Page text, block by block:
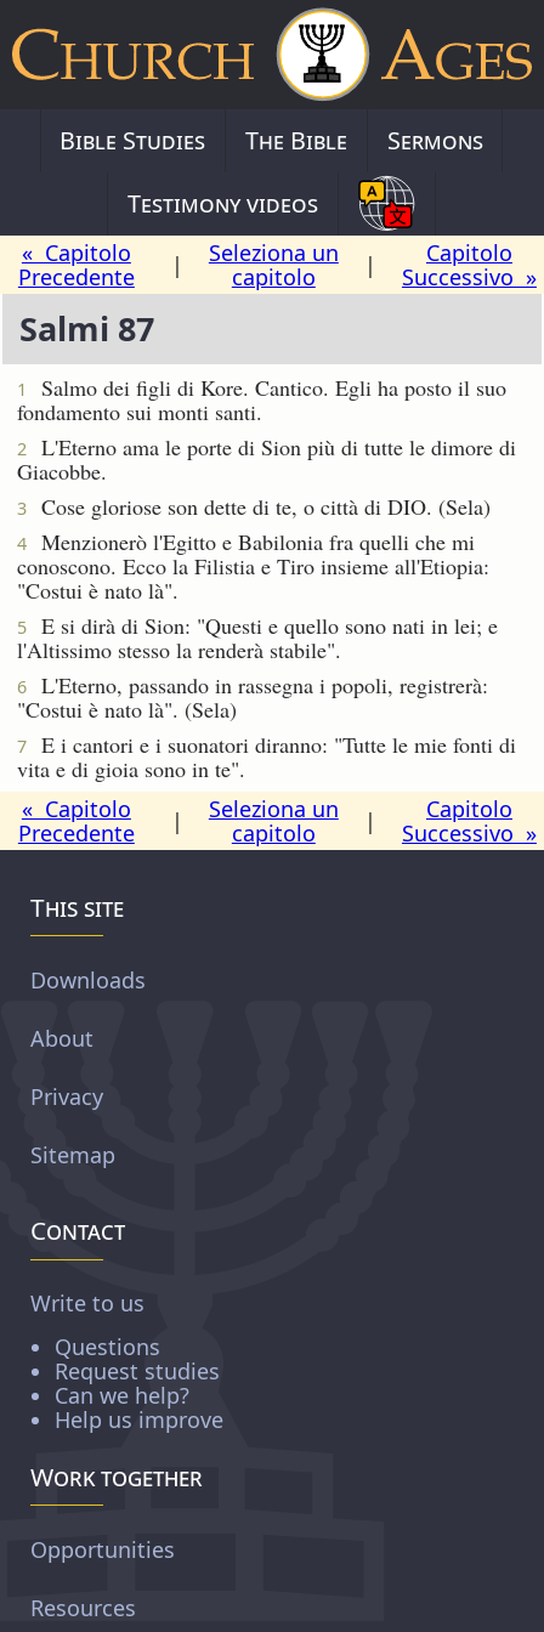
Bible Studies The Bible
Sermons
Testimony videos
« Capitolo
Precedente
|
Seleziona un
capitolo
|
Capitolo
Successivo »
Salmi 87
1 Salmo dei figli di Kore. Cantico. Egli ha posto il suo
fondamento sui monti santi.
2
L'Eterno ama le porte di Sion più di tutte le dimore di
Giacobbe.
3 Cose gloriose son dette di te, o città di DIO. (Sela)
4
Menzionerò l'Egitto e Babilonia fra quelli che mi
conoscono. Ecco la Filistia e Tiro insieme all'Etiopia:
"Costui è nato là".
5
E si dirà di Sion: "Questi e quello sono nati in lei; e
l'Altissimo stesso la renderà stabile".
6
L'Eterno, passando in rassegna i popoli, registrerà:
"Costui è nato là". (Sela)
7
E i cantori e i suonatori diranno: "Tutte le mie fonti di
vita e di gioia sono in te".
« Capitolo
Precedente
|
Seleziona un
capitolo
|
Capitolo
Successivo »
This site
Downloads
About
Privacy
Sitemap
Contact
Write to us
Questions
Request studies
Can we help?
Help us improve
Work together
Opportunities
Resources